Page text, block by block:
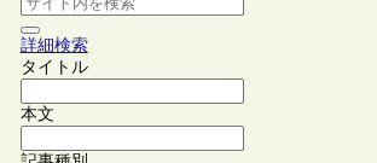
詳細検索
タイトル
本文